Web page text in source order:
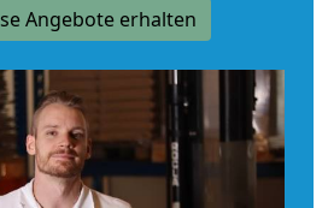
Angebote erhalten